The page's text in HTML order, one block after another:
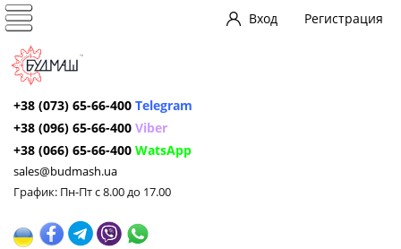
Вход Регистрация
+38 (073) 65-66-400 Telegram
+38 (096) 65-66-400 Viber
+38 (066) 65-66-400 WatsApp
sales@budmash.ua
График: Пн-Пт с 8.00 до 17.00